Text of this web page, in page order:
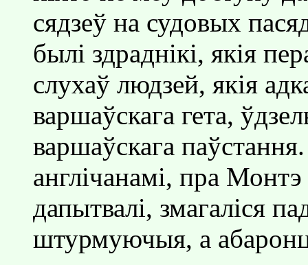
сядзеў на судовых
былi здраднiкi, якiя
слухаў людзей, якiя
варшаўскага гета,
варшаўскага
англiчанамi, пра
дапытвалi, змагалiся
штурмуючыя, а